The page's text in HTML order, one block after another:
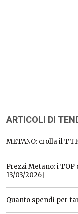
ARTICOLI DI
METANO: crolla il
Prezzi Metano: i TOP
13/03/2026]
Quanto spendi per